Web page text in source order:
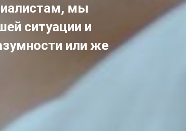
мы
ситуации и
или же